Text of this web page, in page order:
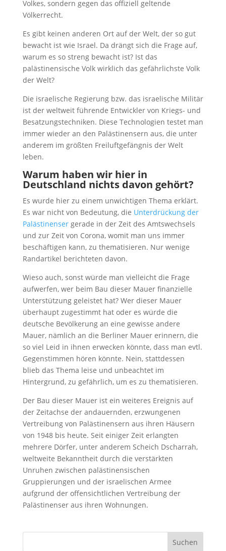
Volkes, sondern gegen das offiziell geltende
Völkerrecht.
Es gibt keinen anderen Ort auf der Welt, der so gut
bewacht ist wie Israel. Da drängt sich die Frage auf,
warum es so streng bewacht ist? Ist das
palästinensische Volk wirklich das gefährlichste Volk
der Welt?
Die israelische Regierung bzw. das israelische Militär
ist der weltweit führende Entwickler von Kriegs- und
Besatzungstechniken. Diese Technologien testet man
immer wieder an den Palästinensern aus, die unter
anderem im größten Freiluftgefängnis der Welt
leben.
Warum haben wir hier in
Deutschland nichts davon gehört?
Es wurde hier zu einem unwichtigen Thema erklärt.
Es war nicht von Bedeutung, die Unterdrückung der
Palästinensergerade in der Zeit des Amtswechsels
und zur Zeit von Corona, womit man uns immer
beschäftigen kann, zu thematisieren. Nur wenige
Randartikel berichteten davon.
Wieso auch, sonst würde man vielleicht die Frage
aufwerfen, wer beim Bau dieser Mauer finanzielle
Unterstützung geleistet hat? Wer dieser Mauer
überhaupt zugestimmt hat oder es würde die
deutsche Bevölkerung an eine gewisse andere
Mauer, nämlich an die Berliner Mauer erinnern, die
so viel Leid in ihnen erwecken könnte, dass man evtl.
Gegenstimmen hören könnte. Nein, stattdessen
blieb das Thema leise und unbeachtet im
Hintergrund, zu gefährlich, um es zu thematisieren.
Der Bau dieser Mauer ist ein weiteres Ereignis auf
der Zeitachse der andauernden, erzwungenen
Vertreibung von Palästinensern aus ihren Häusern
von 1948 bis heute. Seit einiger Zeit erlangten
mehrere Dörfer, unter anderem Scheich Dscharrah,
weltweite Bekanntheit durch die verstärkten
Unruhen zwischen palästinensischen
Gruppierungen und der israelischen Armee
aufgrund der offensichtlichen Vertreibung der
Palästinenser aus ihren Wohnungen.